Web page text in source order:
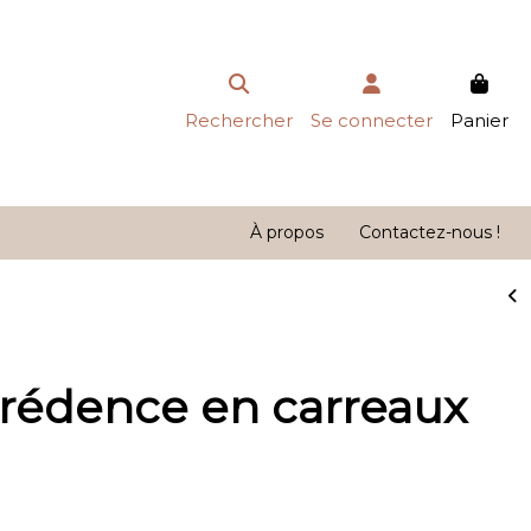
Rechercher Se connecter Panier
Contactez-nous !
À propos
en carreaux